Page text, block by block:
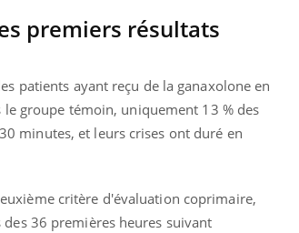
premiers résultats
patients ayant reçu de la ganaxolone en
groupe témoin, uniquement 13 % des
minutes, et leurs crises ont duré en
critère d'évaluation coprimaire,
des 36 premières heures suivant